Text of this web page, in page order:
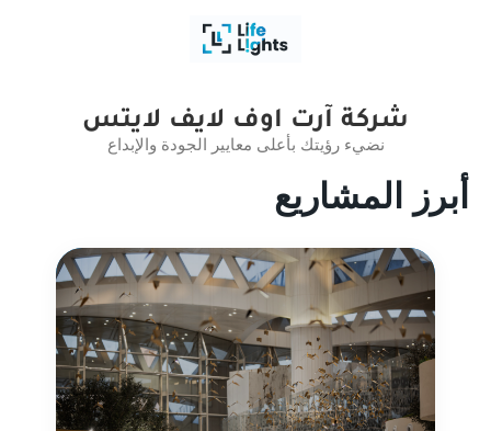
شركة آرت اوف لايف لايتس
نضيء رؤيتك بأعلى معايير الجودة والإبداع
أبرز المشاريع